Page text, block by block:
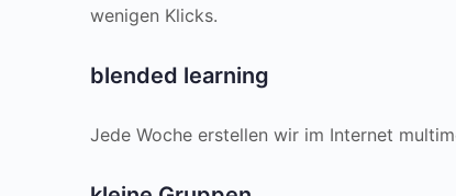
wenigen Klicks.
blended learning
Jede Woche erstellen wir im Internet